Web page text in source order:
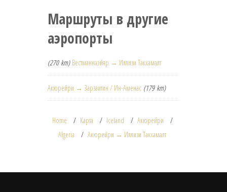
Маршруты в другие
аэропорты
(270 km) Вестманнаэйяр → Иллизи Такхамалт
Акюрейри → Зарзаитин / Ин-Аменас (179 km)
Home Карта Iceland
Акюрейри
Algeria
Акюрейри → Иллизи Такхамалт